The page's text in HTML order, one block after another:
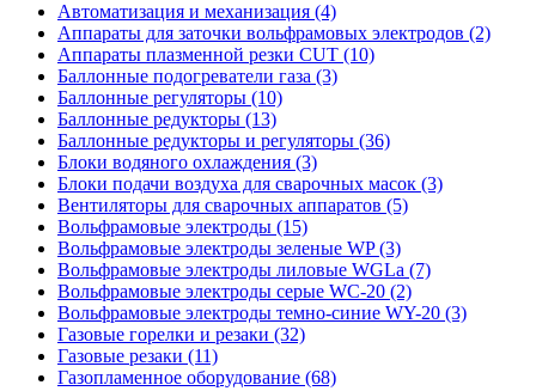
Автоматизация и механизация (4)
Аппараты для заточки вольфрамовых электродов (2)
Аппараты плазменной резки CUT (10)
Баллонные подогреватели газа (3)
Баллонные регуляторы (10)
Баллонные редукторы (13)
Баллонные редукторы и регуляторы (36)
Блоки водяного охлаждения (3)
Блоки подачи воздуха для сварочных масок (3)
Вентиляторы для сварочных аппаратов (5)
Вольфрамовые электроды (15)
Вольфрамовые электроды зеленые WP (3)
Вольфрамовые электроды лиловые WGLa (7)
Вольфрамовые электроды серые WC-20 (2)
Вольфрамовые электроды темно-синие WY-20 (3)
Газовые горелки и резаки (32)
Газовые резаки (11)
Газопламенное оборудование (68)